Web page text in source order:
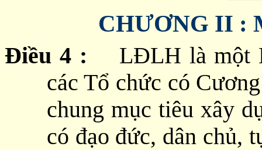
CHƯƠNG II :
Điều 4 : LĐLH là một
các Tổ chức có
chung mục tiêu xây
có đạo đức, dân chủ,